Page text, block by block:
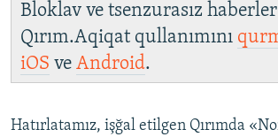
Bloklav ve tsenzurasız
Qırım.Aqiqat qullanımını
iOS ve Android.
Hatırlatamız, işğal etilgen Qırımda